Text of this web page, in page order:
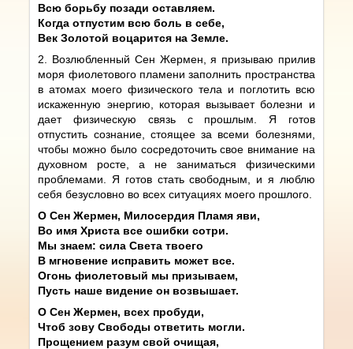
Всю борьбу позади оставляем.
Когда отпустим всю боль в себе,
Век Золотой воцарится на Земле.
2. Возлюбленный Сен Жермен, я призываю прилив
моря фиолетового пламени заполнить пространства
в атомах моего физического тела и поглотить всю
искаженную энергию, которая вызывает болезни и
дает физическую связь с прошлым. Я готов
отпустить сознание, стоящее за всеми болезнями,
чтобы можно было сосредоточить свое внимание на
духовном росте, а не заниматься физическими
проблемами. Я готов стать свободным, и я люблю
себя безусловно во всех ситуациях моего прошлого.
О Сен Жермен, Милосердия Пламя яви,
Во имя Христа все ошибки сотри.
Мы знаем: сила Света твоего
В мгновение исправить может все.
Огонь фиолетовый мы призываем,
Пусть наше видение он возвышает.
О Сен Жермен, всех пробуди,
Чтоб зову Свободы ответить могли.
Прощением разум свой очищая,